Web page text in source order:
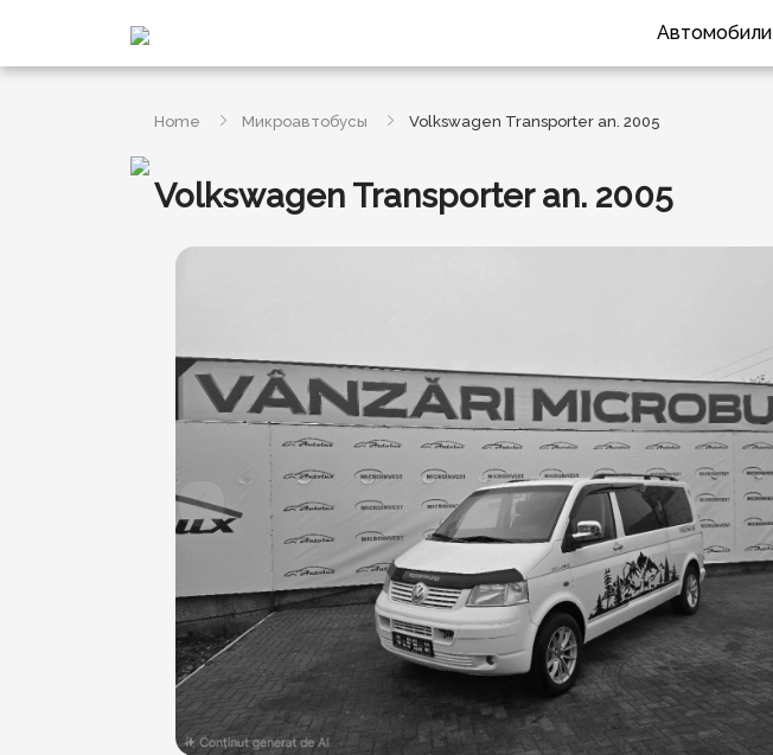
Автомобили
Home Микроавтобусы Volkswagen Transporter an. 2005
Volkswagen Transporter an. 2005